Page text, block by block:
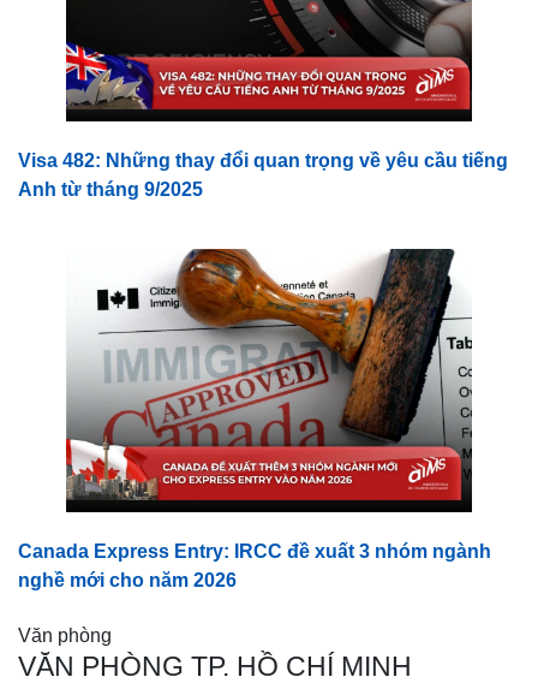
Visa 482: Những thay đổi quan trọng về yêu cầu tiếng
Anh từ tháng 9/2025
Canada Express Entry: IRCC đề xuất 3 nhóm ngành
nghề mới cho năm 2026
Văn phòng
VĂN PHÒNG TP. HỒ CHÍ MINH